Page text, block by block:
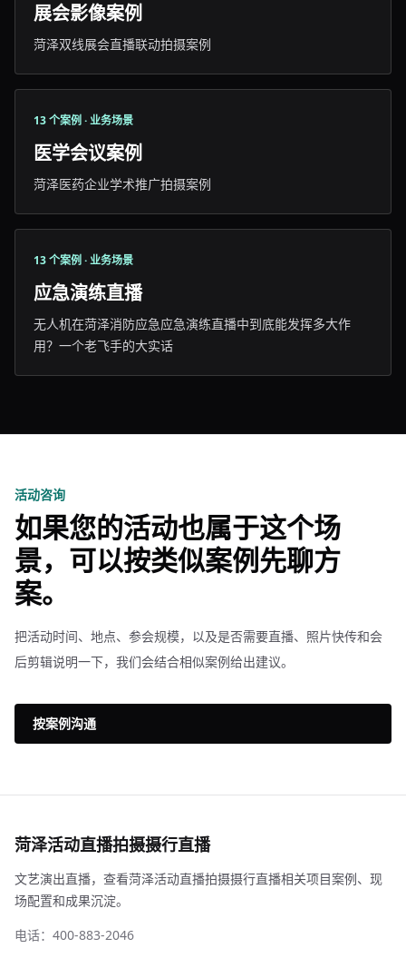
展会影像案例
菏泽双线展会直播联动拍摄案例
13 个案例 · 业务场景
医学会议案例
菏泽医药企业学术推广拍摄案例
13 个案例 · 业务场景
应急演练直播
无人机在菏泽消防应急应急演练直播中到底能发挥多大作
用？一个老飞手的大实话
活动咨询
如果您的活动也属于这个场
景，可以按类似案例先聊方
案。
把活动时间、地点、参会规模，以及是否需要直播、照片快传和会
后剪辑说明一下，我们会结合相似案例给出建议。
按案例沟通
菏泽活动直播拍摄摄行直播
文艺演出直播，查看菏泽活动直播拍摄摄行直播相关项目案例、现
场配置和成果沉淀。
电话：400-883-2046